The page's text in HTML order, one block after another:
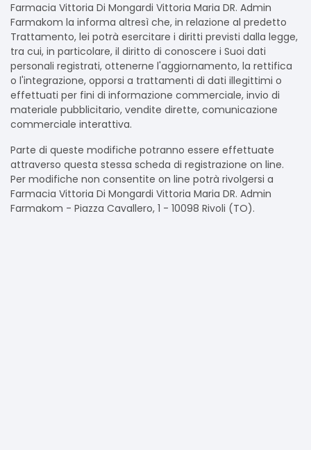
Farmacia Vittoria Di Mongardi Vittoria Maria DR. Admin
Farmakom la informa altresì che, in relazione al predetto
Trattamento, lei potrà esercitare i diritti previsti dalla legge,
tra cui, in particolare, il diritto di conoscere i Suoi dati
personali registrati, ottenerne l'aggiornamento, la rettifica
o l'integrazione, opporsi a trattamenti di dati illegittimi o
effettuati per fini di informazione commerciale, invio di
materiale pubblicitario, vendite dirette, comunicazione
commerciale interattiva.
Parte di queste modifiche potranno essere effettuate
attraverso questa stessa scheda di registrazione on line.
Per modifiche non consentite on line potrà rivolgersi a
Farmacia Vittoria Di Mongardi Vittoria Maria DR. Admin
Farmakom - Piazza Cavallero, 1 - 10098 Rivoli (TO).